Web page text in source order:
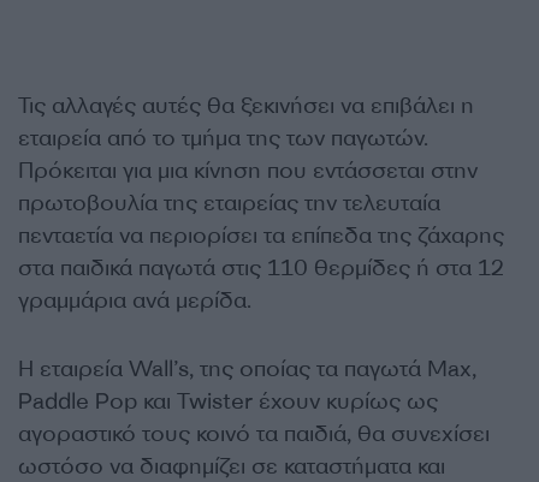
Τις αλλαγές αυτές θα ξεκινήσει να επιβάλει η
εταιρεία από το τμήμα της των παγωτών.
Πρόκειται για μια κίνηση που εντάσσεται στην
πρωτοβουλία της εταιρείας την τελευταία
πενταετία να περιορίσει τα επίπεδα της ζάχαρης
στα παιδικά παγωτά στις 110 θερμίδες ή στα 12
γραμμάρια ανά μερίδα.
Η εταιρεία Wall’s, της οποίας τα παγωτά Max,
Paddle Pop και Twister έχουν κυρίως ως
αγοραστικό τους κοινό τα παιδιά, θα συνεχίσει
ωστόσο να διαφημίζει σε καταστήματα και